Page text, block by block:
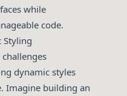
while
code.
Styling
dynamic styles
Imagine building an